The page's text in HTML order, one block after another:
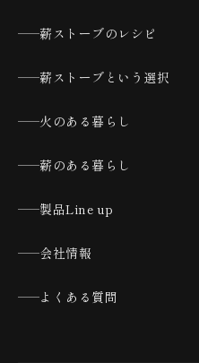
薪ストーブのレシピ
薪ストーブという選択
火のある暮らし
薪のある暮らし
製品Line up
会社情報
よくある質問